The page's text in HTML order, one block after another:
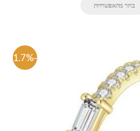
בחר מהאפשרויות
-71.7%